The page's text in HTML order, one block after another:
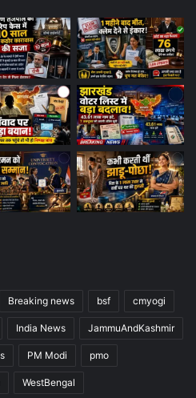
Breaking news bsf cmyogi
India News JammuAndKashmir
PM Modi pmo
WestBengal